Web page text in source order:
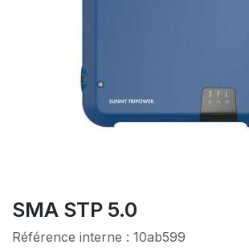
SMA STP 5.0
Référence interne : 10ab599